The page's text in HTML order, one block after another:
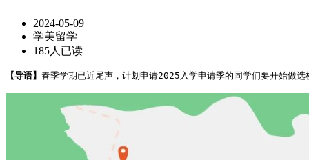
2024-05-09
学美留学
185人已读
【导语】 春季学期已近尾声，计划申请2025入学申请季的同学们要开始做